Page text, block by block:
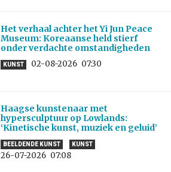
Het verhaal achter het Yi Jun Peace
Museum: Koreaanse held stierf
onder verdachte omstandigheden
KUNST 02-08-2026 07:30
Haagse kunstenaar met
hypersculptuur op Lowlands:
‘Kinetische kunst, muziek en geluid’
BEELDENDE KUNST KUNST
26-07-2026 07:08